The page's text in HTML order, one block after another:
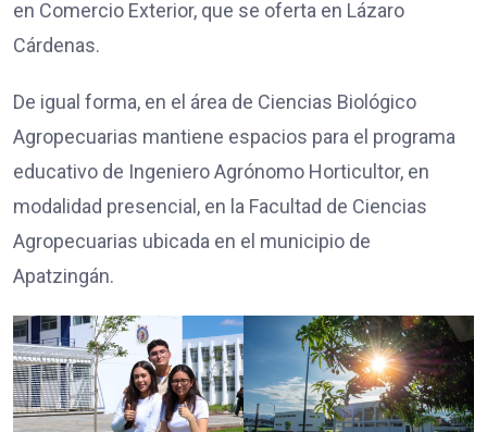
en Comercio Exterior, que se oferta en Lázaro
Cárdenas.
De igual forma, en el área de Ciencias Biológico
Agropecuarias mantiene espacios para el programa
educativo de Ingeniero Agrónomo Horticultor, en
modalidad presencial, en la Facultad de Ciencias
Agropecuarias ubicada en el municipio de
Apatzingán.